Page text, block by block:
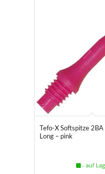
Tefo-X Softspitze
Long – pink
- auf